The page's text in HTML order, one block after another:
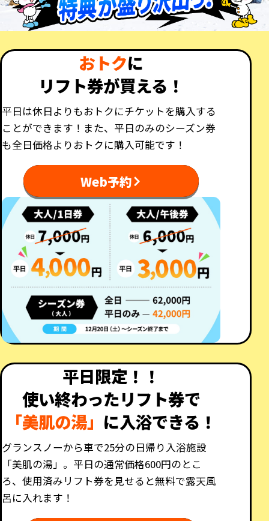
おトクに
リフト券が買える！
平日は休日よりもおトクにチケットを購入する
ことができます！また、平日のみのシーズン券
も全日価格よりおトクに購入可能です！
Web予約
平日限定！！
使い終わったリフト券で
「美肌の湯」 に入浴できる！
グランスノーから車で25分の日帰り入浴施設
「美肌の湯」。平日の通常価格600円のとこ
ろ、使用済みリフト券を見せると無料で露天風
呂に入れます！